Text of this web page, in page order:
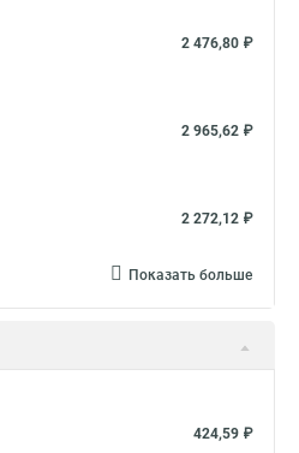
2 476,80 ₽
2 965,62 ₽
2 272,12 ₽
Показать больше
424,59 ₽